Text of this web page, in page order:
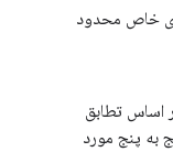
خاص محدود
اساس تطابق
به پنج مورد